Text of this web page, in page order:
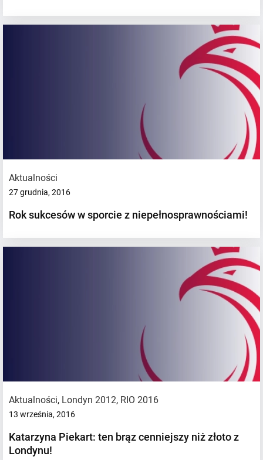
Aktualności
27 grudnia, 2016
Rok sukcesów w sporcie z niepełnosprawnościami!
Aktualności, Londyn 2012, RIO 2016
13 września, 2016
Katarzyna Piekart: ten brąz cenniejszy niż złoto z
Londynu!